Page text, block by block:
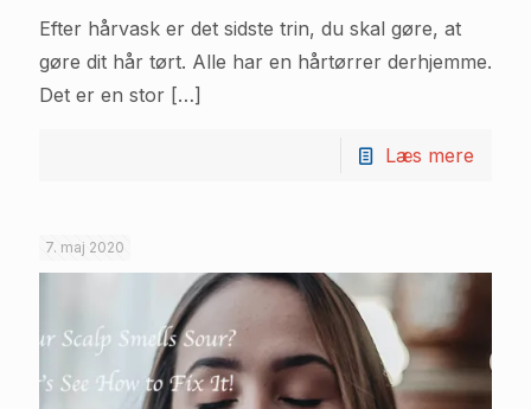
Efter hårvask er det sidste trin, du skal gøre, at
gøre dit hår tørt. Alle har en hårtørrer derhjemme.
Det er en stor […]
Læs mere
7. maj 2020